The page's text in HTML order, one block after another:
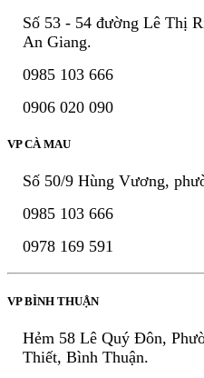
Số 53 - 54 đường Lê Thị
An Giang.
0985 103 666
0906 020 090
VP CÀ MAU
Số 50/9 Hùng Vương,
0985 103 666
0978 169 591
VP BÌNH THUẬN
Hẻm 58 Lê Quý Đôn,
Thiết, Bình Thuận.